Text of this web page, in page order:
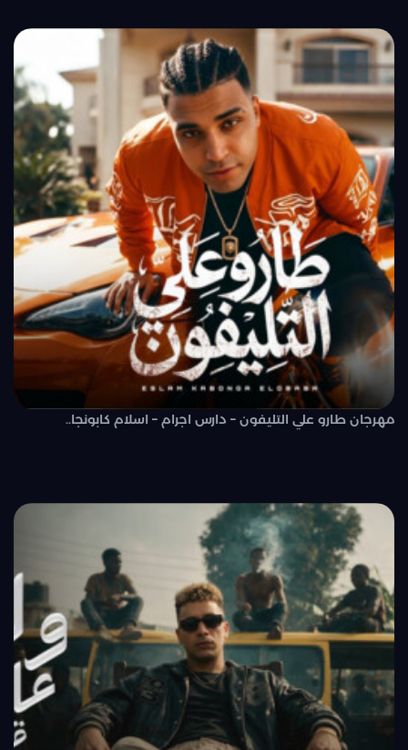
مهرجان طارو علي التليفون – دارس اجرام – اسلام كابونجا..